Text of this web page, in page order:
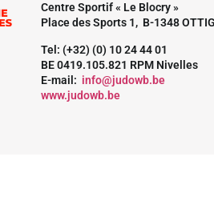
Centre Sportif « Le Blocry »
Place des Sports 1, B-1348
Tel: (+32) (0) 10 24 44 01
BE 0419.105.821 RPM Nivelles
E-mail: info@judowb.be
www.judowb.be